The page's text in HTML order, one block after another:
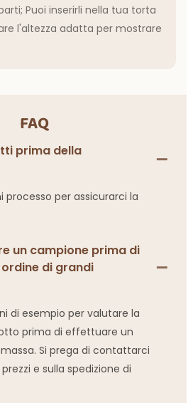
Puoi inserirli nella tua torta
l'altezza adatta per mostrare
FAQ
prima della
processo per assicurarci la
un campione prima di
di grandi
di esempio per valutare la
prima di effettuare un
Si prega di contattarci
e sulla spedizione di